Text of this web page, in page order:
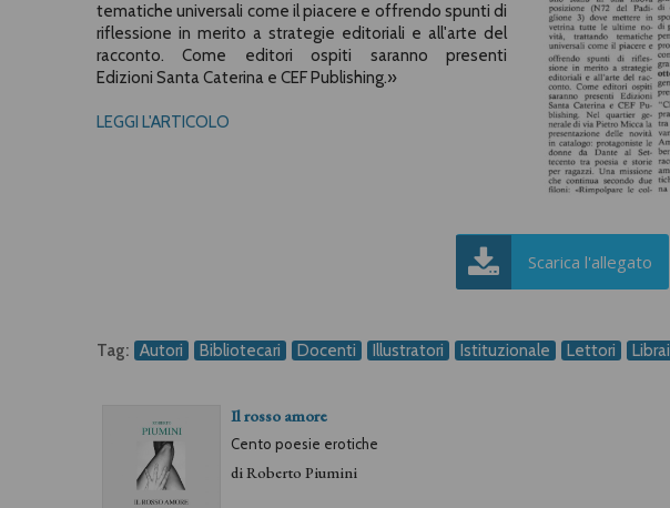
tematiche universali come il piacere e offrendo spunti di
riflessione in merito a strategie editoriali e all'arte del
racconto. Come editori ospiti saranno presenti
Edizioni Santa Caterina e CEF Publishing.»
LEGGI L'ARTICOLO
Scarica l'allegato
Tag: Autori Bibliotecari Docenti Illustratori Istituzionale Lettori Librai
Il rosso amore
Cento poesie erotiche
diRoberto Piumini